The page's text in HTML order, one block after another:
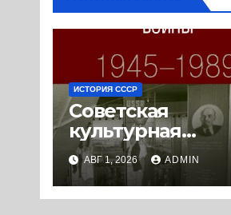
ИСТОРИЯ СССР
Советская
культурная
дипломатия в
условиях
Холодной
АВГ 1, 2026 ADMIN